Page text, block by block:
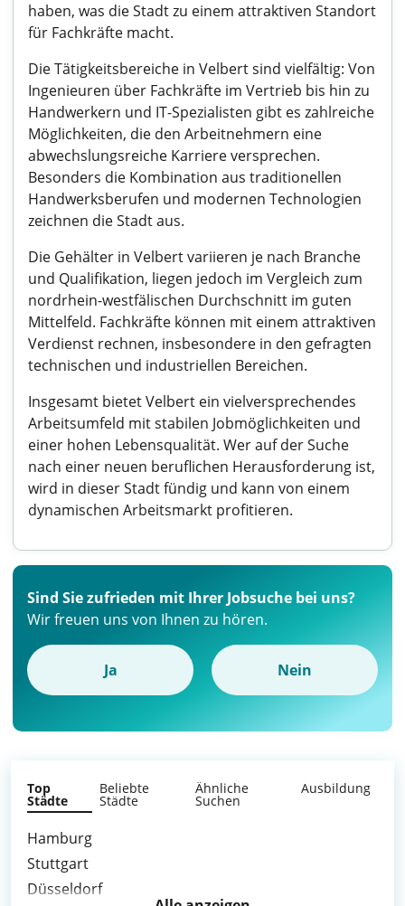
haben, was die Stadt zu einem attraktiven Standort
für Fachkräfte macht.
Die Tätigkeitsbereiche in Velbert sind vielfältig: Von
Ingenieuren über Fachkräfte im Vertrieb bis hin zu
Handwerkern und IT-Spezialisten gibt es zahlreiche
Möglichkeiten, die den Arbeitnehmern eine
abwechslungsreiche Karriere versprechen.
Besonders die Kombination aus traditionellen
Handwerksberufen und modernen Technologien
zeichnen die Stadt aus.
Die Gehälter in Velbert variieren je nach Branche
und Qualifikation, liegen jedoch im Vergleich zum
nordrhein-westfälischen Durchschnitt im guten
Mittelfeld. Fachkräfte können mit einem attraktiven
Verdienst rechnen, insbesondere in den gefragten
technischen und industriellen Bereichen.
Insgesamt bietet Velbert ein vielversprechendes
Arbeitsumfeld mit stabilen Jobmöglichkeiten und
einer hohen Lebensqualität. Wer auf der Suche
nach einer neuen beruflichen Herausforderung ist,
wird in dieser Stadt fündig und kann von einem
dynamischen Arbeitsmarkt profitieren.
Sind Sie zufrieden mit Ihrer Jobsuche bei uns?
Wir freuen uns von Ihnen zu hören.
Ja Nein
Top
Städte
Beliebte
Städte
Ähnliche
Suchen
Ausbildung
Hamburg
Stuttgart
Düsseldorf